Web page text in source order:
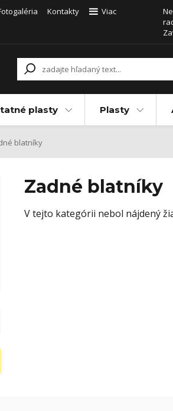
Kontakty Viac
plasty Plasty
blatníky
Zadné blatníky
V tejto kategórii nebol nájdený